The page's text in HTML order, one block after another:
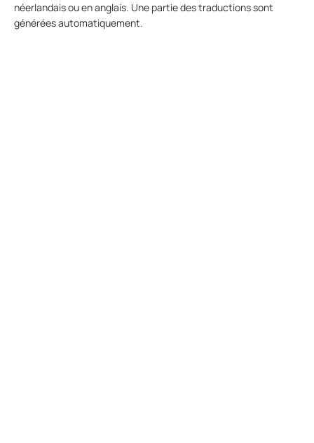
néerlandais ou en anglais. Une partie des traductions sont
générées automatiquement.